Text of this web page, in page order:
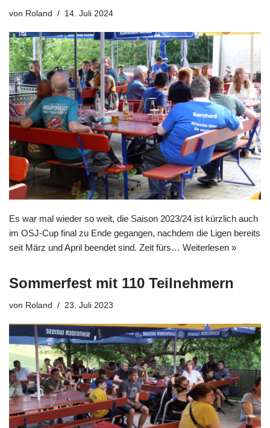
von Roland 14. Juli 2024
Es war mal wieder so weit, die Saison 2023/24 ist kürzlich auch
im OSJ-Cup final zu Ende gegangen, nachdem die Ligen bereits
seit März und April beendet sind. Zeit fürs… Weiterlesen »
Sommerfest mit 110 Teilnehmern
von Roland 23. Juli 2023